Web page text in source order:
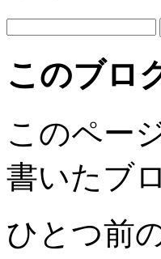
このブロ
このペー
書いたブ
ひとつ前